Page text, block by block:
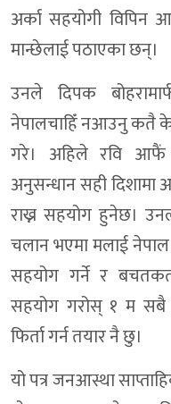
अर्का सहयोगी विपिन
मान्छेलाई पठाएका छन्।
उनले दिपक
नेपालचाहिँ नआउनु कतै
गरे। अहिले रवि आफैं
अनुसन्धान सही
राख्न सहयोग हुनेछ।
चलान भएमा मलाई
सहयोग गर्ने र
सहयोग गरोस् १ म सबै
फिर्ता गर्न तयार नै छु।
यो पत्र जनआस्था